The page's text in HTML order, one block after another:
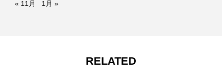
« 11月 1月 »
RELATED